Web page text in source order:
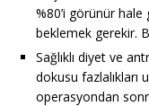
%80’i görünür hale
beklemek gerekir.
Sağlıklı diyet ve
dokusu
operasyondan